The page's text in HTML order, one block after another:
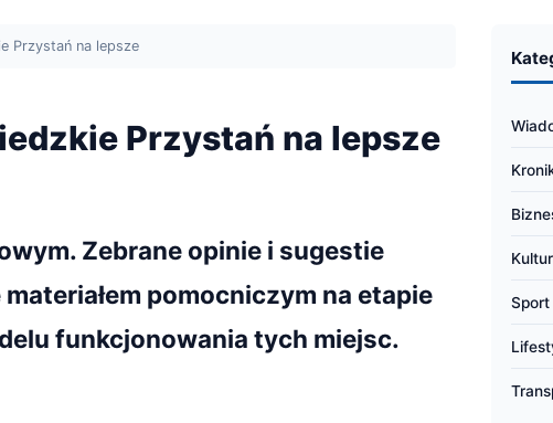
Przystań na lepsze
Przystań na lepsze
Zebrane opinie i sugestie
pomocniczym na etapie
funkcjonowania tych miejsc.
Sport